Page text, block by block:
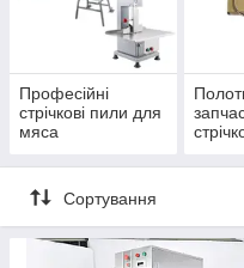
столярних майстернях та в
Професійні
стрічкові пили для
мяса
Сортування